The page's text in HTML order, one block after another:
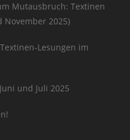
Mutausbruch: Textinen
2025)
Lesungen im
und Juli 2025